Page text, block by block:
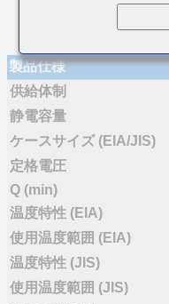
製品仕様
供給体制
静電容量
ケースサイズ (EIA/JIS)
定格電圧
Q (min)
温度特性 (EIA)
使用温度範囲 (EIA)
温度特性 (JIS)
使用温度範囲 (JIS)